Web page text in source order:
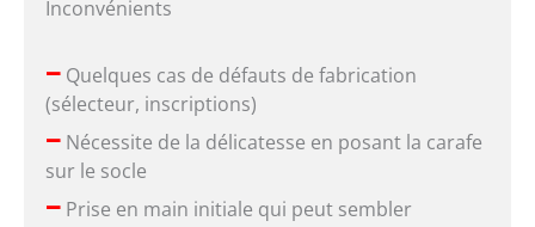
Inconvénients
–Quelques cas de défauts de fabrication
(sélecteur, inscriptions)
–Nécessite de la délicatesse en posant la carafe
sur le socle
–Prise en main initiale qui peut sembler